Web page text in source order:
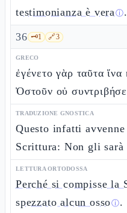
testimonianza è veraⓘ.
36 🗝️1 🔗3
GRECO
ἐγένετο γὰρ ταῦτα
Ὀστοῦν οὐ
TRADUZIONE GNOSTICA
Questo infatti
Scrittura: Non gli sarà
LETTURA ORTODOSSA
Perché si compisse la
spezzato alcun ossoⓘ.